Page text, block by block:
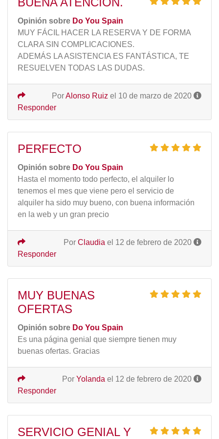
Opinión sobre Do You Spain
MUY FÁCIL HACER LA RESERVA Y DE FORMA
CLARA SIN COMPLICACIONES.
ADEMÁS LA ASISTENCIA ES FANTÁSTICA, TE
RESUELVEN TODAS LAS DUDAS.
PorAlonso Ruiz el 10 de marzo de 2020
Responder
PERFECTO
Opinión sobre Do You Spain
Hasta el momento todo perfecto, el alquiler lo
tenemos el mes que viene pero el servicio de
alquiler ha sido muy bueno, con buena información
en la web y un gran precio
Por Claudia el 12 de febrero de 2020
Responder
MUY BUENAS
OFERTAS
Opinión sobre Do You Spain
Es una página genial que siempre tienen muy
buenas ofertas. Gracias
Por Yolanda el 12 de febrero de 2020
Responder
SERVICIO GENIAL Y